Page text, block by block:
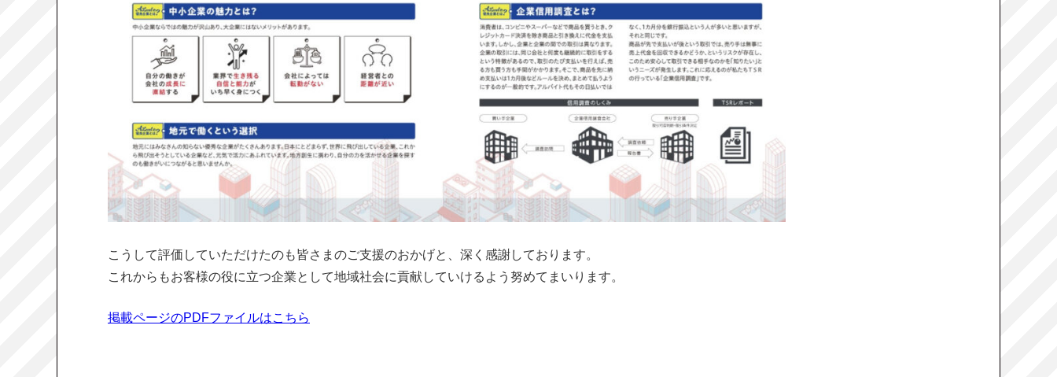
こうして評価していただけたのも皆さまのご支援のおかげと、深く感謝しております。
これからもお客様の役に立つ企業として地域社会に貢献していけるよう努めてまいります。
掲載ページのPDFファイルはこちら